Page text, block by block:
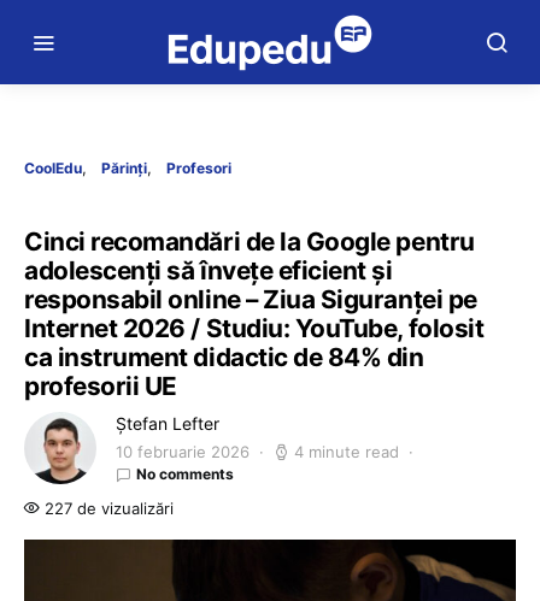
CoolEdu Părinți Profesori
Cinci recomandări de la Google pentru
adolescenți să învețe eficient și
responsabil online – Ziua Siguranței pe
Internet 2026 / Studiu: YouTube, folosit
ca instrument didactic de 84% din
profesorii UE
Ștefan Lefter
10 februarie 2026 4 minute read
No comments
227 de vizualizări